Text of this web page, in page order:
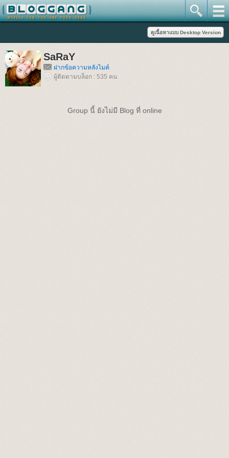
SaRaY
ฝากข้อความหลังไมค์
ผู้ติดตามบล็อก : 535 คน
Group นี้ ยังไม่มี Blog ที่ online